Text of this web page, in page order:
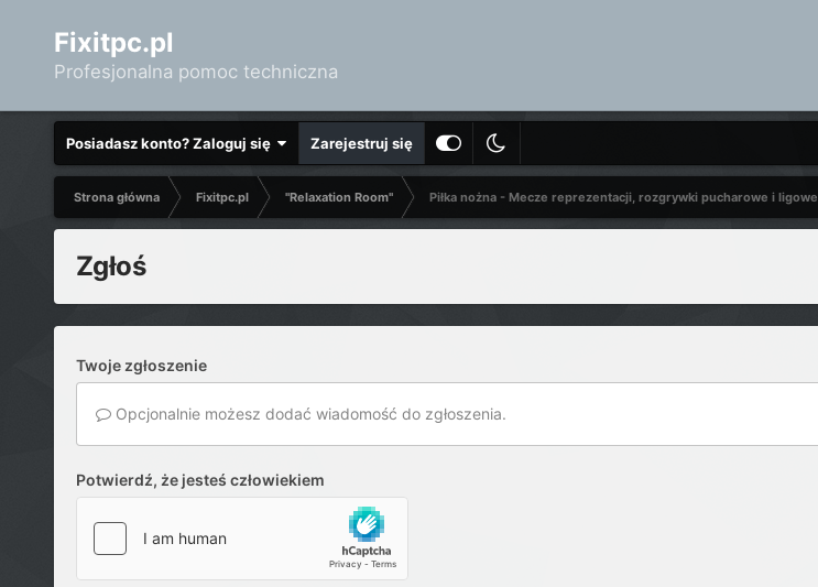
Fixitpc.pl
Profesjonalna pomoc techniczna
Posiadasz konto? Zaloguj się Zarejestruj się
Strona główna Fixitpc.pl "Relaxation Room" Piłka nożna - Mecze reprezentacji, rozgrywki pucharowe i ligowe
Zgłoś
Twoje zgłoszenie
Opcjonalnie możesz dodać wiadomość do zgłoszenia.
Potwierdź, że jesteś człowiekiem